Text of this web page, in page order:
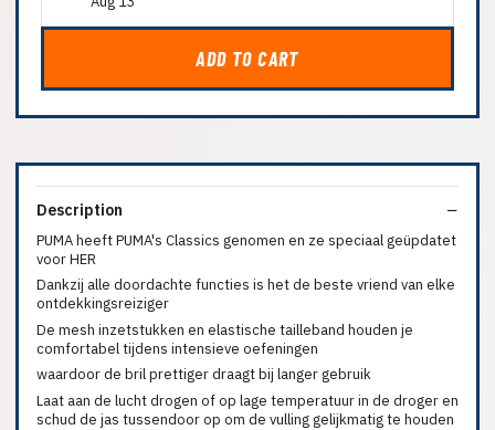
ADD TO CART
Description
PUMA heeft PUMA's Classics genomen en ze speciaal geüpdatet
voor HER
Dankzij alle doordachte functies is het de beste vriend van elke
ontdekkingsreiziger
De mesh inzetstukken en elastische tailleband houden je
comfortabel tijdens intensieve oefeningen
waardoor de bril prettiger draagt bij langer gebruik
Laat aan de lucht drogen of op lage temperatuur in de droger en
schud de jas tussendoor op om de vulling gelijkmatig te houden